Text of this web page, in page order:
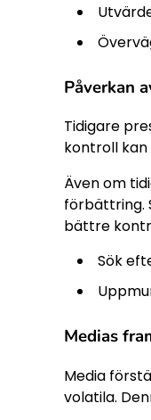
Påverkan
Tidigare
kontroll
Även om
förbättring.
bättre
Sök
Medias
Media
volatila.